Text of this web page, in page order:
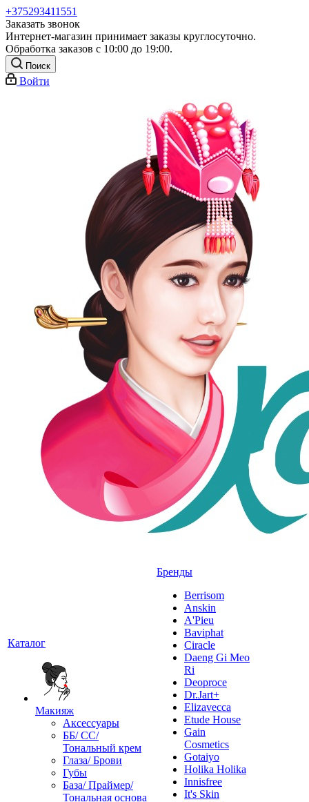
+375293411551
Заказать звонок
Интернет-магазин принимает заказы круглосуточно.
Обработка заказов с 10:00 до 19:00.
Поиск
Войти
Каталог
Макияж
Аксессуары
ББ/ СС/
Тональный крем
Глаза/ Брови
Губы
База/ Праймер/
Тональная основа
Бренды
Berrisom
Anskin
A'Pieu
Baviphat
Ciracle
Daeng Gi Meo
Ri
Deoproce
Dr.Jart+
Elizavecca
Etude House
Gain
Cosmetics
Gotaiyo
Holika Holika
Innisfree
It's Skin